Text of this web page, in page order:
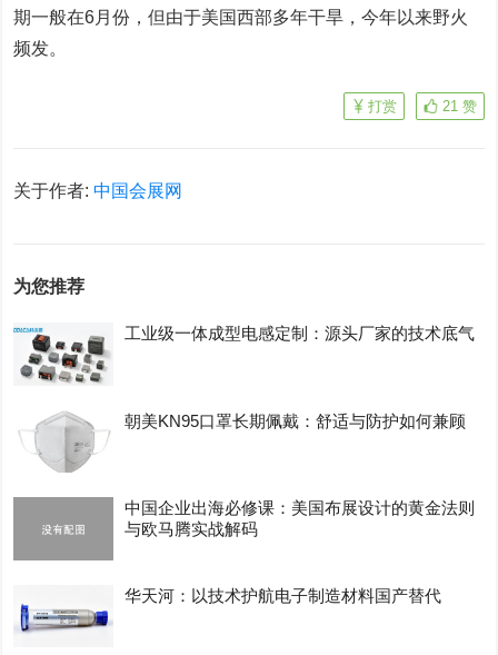
期一般在6月份，但由于美国西部多年干旱，今年以来野火
频发。
21 赞
打赏
关于作者:中国会展网
为您推荐
工业级一体成型电感定制：源头厂家的技术底气
朝美KN95口罩长期佩戴：舒适与防护如何兼顾
中国企业出海必修课：美国布展设计的黄金法则
与欧马腾实战解码
华天河：以技术护航电子制造材料国产替代